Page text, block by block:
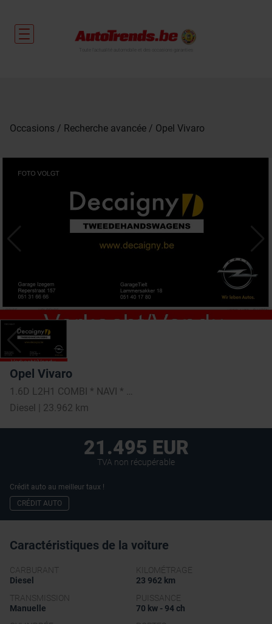
Occasions Recherche avancée Opel Vivaro
Opel Vivaro
Diesel | 23.962 km
21.495 EUR
TVA non récupérable
Crédit auto au meilleur taux !
CRÉDIT AUTO
Caractéristiques de la voiture
CARBURANT
Diesel
KILOMÉTRAGE
23 962 km
TRANSMISSION
Manuelle
PUISSANCE
70 kw - 94 ch